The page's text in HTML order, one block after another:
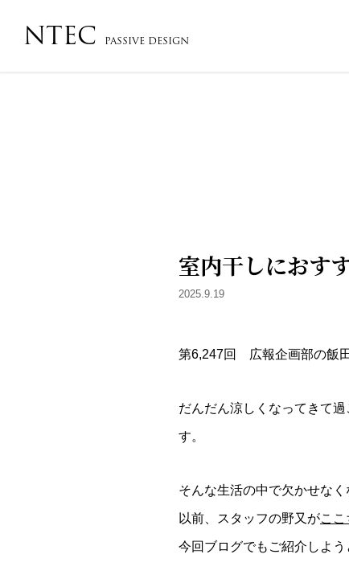
NTEC PASSIVE DESIGN
室内干しにおす
2025.9.19
第6,247回 広報企画部の飯田
だんだん涼しくなってきて
す。
そんな生活の中で欠かせな
以前、スタッフの野又がここ
今回ブログでもご紹介しよう